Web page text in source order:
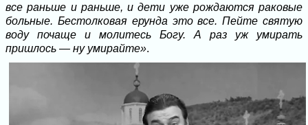
все раньше и раньше, и дети уже рождаются раковые
больные. Бестолковая ерунда это все. Пейте святую
воду почаще и молитесь Богу. А раз уж умирать
пришлось — ну умирайте».